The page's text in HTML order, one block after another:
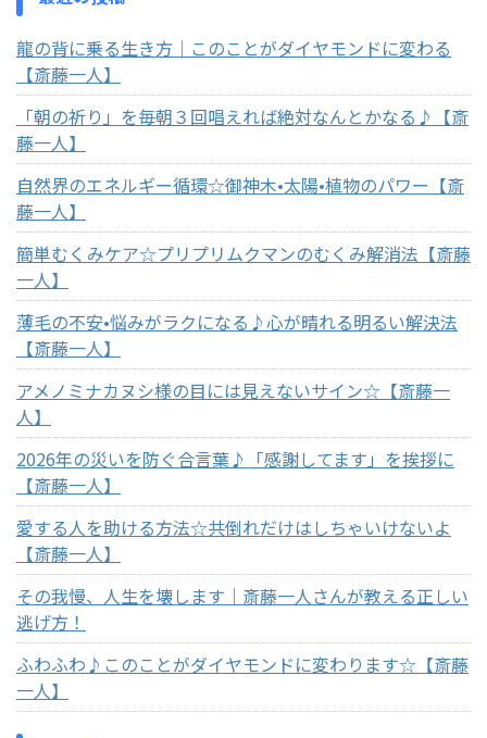
龍の背に乗る生き方｜このことがダイヤモンドに変わる
【斎藤一人】
「朝の祈り」を毎朝３回唱えれば絶対なんとかなる♪【斎
藤一人】
自然界のエネルギー循環☆御神木•太陽•植物のパワー【斎
藤一人】
簡単むくみケア☆プリプリムクマンのむくみ解消法【斎藤
一人】
薄毛の不安•悩みがラクになる♪心が晴れる明るい解決法
【斎藤一人】
アメノミナカヌシ様の目には見えないサイン☆【斎藤一
人】
2026年の災いを防ぐ合言葉♪「感謝してます」を挨拶に
【斎藤一人】
愛する人を助ける方法☆共倒れだけはしちゃいけないよ
【斎藤一人】
その我慢、人生を壊します｜斎藤一人さんが教える正しい
逃げ方！
ふわふわ♪このことがダイヤモンドに変わります☆【斎藤
一人】